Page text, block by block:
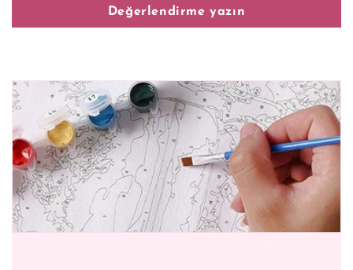
Değerlendirme yazın